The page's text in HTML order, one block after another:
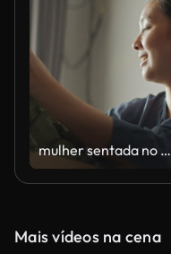
mulher sentada no sofá em casa abrindo uma caixa de assinatura que acabara de receber com produtos
Mais vídeos na cena